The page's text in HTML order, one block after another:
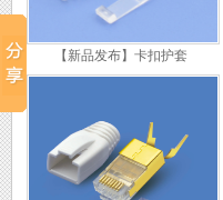
【新品发布】卡扣护套